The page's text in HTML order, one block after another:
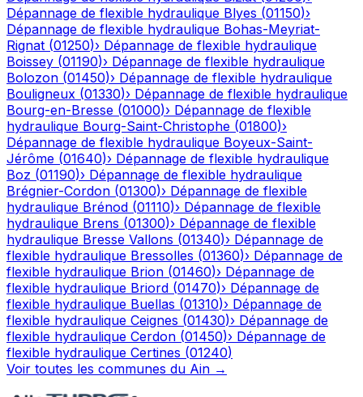
Dépannage de flexible hydraulique Blyes (01150)›
Dépannage de flexible hydraulique Bohas-Meyriat-
Rignat (01250)› Dépannage de flexible hydraulique
Boissey (01190)› Dépannage de flexible hydraulique
Bolozon (01450)› Dépannage de flexible hydraulique
Bouligneux (01330)› Dépannage de flexible hydraulique
Bourg-en-Bresse (01000)› Dépannage de flexible
hydraulique Bourg-Saint-Christophe (01800)›
Dépannage de flexible hydraulique Boyeux-Saint-
Jérôme (01640)› Dépannage de flexible hydraulique
Boz (01190)› Dépannage de flexible hydraulique
Brégnier-Cordon (01300)› Dépannage de flexible
hydraulique Brénod (01110)› Dépannage de flexible
hydraulique Brens (01300)› Dépannage de flexible
hydraulique Bresse Vallons (01340)› Dépannage de
flexible hydraulique Bressolles (01360)› Dépannage de
flexible hydraulique Brion (01460)› Dépannage de
flexible hydraulique Briord (01470)› Dépannage de
flexible hydraulique Buellas (01310)› Dépannage de
flexible hydraulique Ceignes (01430)› Dépannage de
flexible hydraulique Cerdon (01450)› Dépannage de
flexible hydraulique Certines (01240)
Voir toutes les communes du Ain →